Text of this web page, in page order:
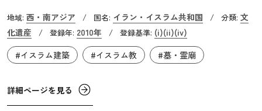
初頭にかけてサファヴィー朝王家の関連建物が建設され、
複数の王や王族も埋葬されました。この地には霊廟の他に
モスク・図書館・学校・公衆浴場・バザール等様々な施設
がら小さな都市のようです。
地域: 西・南アジア / 国名: イラン・イスラム共和国 / 分類: 文
化遺産
/ 登録年: 2010年 / 登録基準: (i)(ii)(iv)
#イスラム建築
#イスラム教 #墓・霊廟
詳細ページを見る